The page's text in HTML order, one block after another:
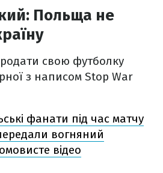
Польща не
свою футболку
з написом Stop War
фанати під час матчу
вогняний
відео